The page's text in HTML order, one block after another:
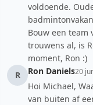
voldoende.
Bouw een team
trouwens al, is
moment, Ron :)
R
Ron Daniels20
Hoi Michael,
van buiten af